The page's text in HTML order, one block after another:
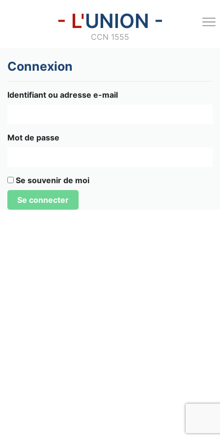
- L'UNION -
CCN 1555
Connexion
Identifiant ou adresse e-mail
Mot de passe
Se souvenir de moi